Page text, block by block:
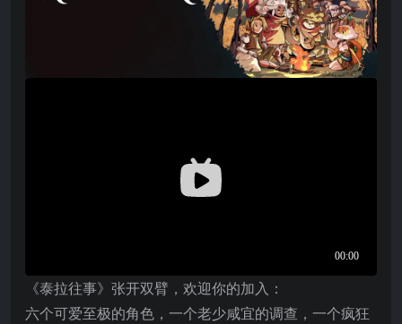
《泰拉往事》张开双臂，欢迎你的加入：
六个可爱至极的角色，一个老少咸宜的调查，一个疯狂